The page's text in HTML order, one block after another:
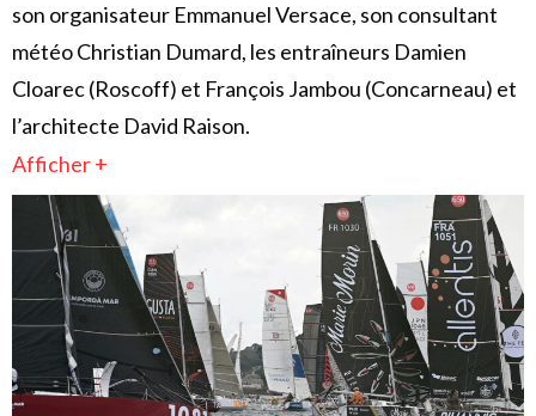
son organisateur Emmanuel Versace, son consultant
météo Christian Dumard, les entraîneurs Damien
Cloarec (Roscoff) et François Jambou (Concarneau) et
l’architecte David Raison.
Afficher +